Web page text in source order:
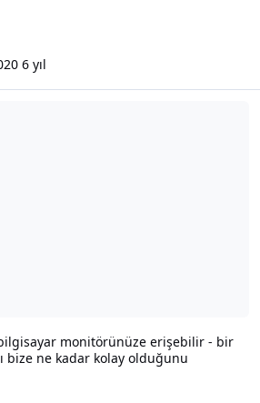
6 yıl
monitörünüze erişebilir - bir
bize ne kadar kolay olduğunu